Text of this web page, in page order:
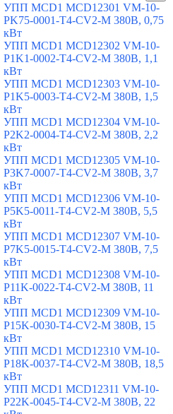
УПП MCD1 MCD12301 VM-10-
PK75-0001-T4-CV2-M 380В, 0,75
кВт
УПП MCD1 MCD12302 VM-10-
P1K1-0002-T4-CV2-M 380В, 1,1
кВт
УПП MCD1 MCD12303 VM-10-
P1K5-0003-T4-CV2-M 380В, 1,5
кВт
УПП MCD1 MCD12304 VM-10-
P2K2-0004-T4-CV2-M 380В, 2,2
кВт
УПП MCD1 MCD12305 VM-10-
P3K7-0007-T4-CV2-M 380В, 3,7
кВт
УПП MCD1 MCD12306 VM-10-
P5K5-0011-T4-CV2-M 380В, 5,5
кВт
УПП MCD1 MCD12307 VM-10-
P7K5-0015-T4-CV2-M 380В, 7,5
кВт
УПП MCD1 MCD12308 VM-10-
P11K-0022-T4-CV2-M 380В, 11
кВт
УПП MCD1 MCD12309 VM-10-
P15K-0030-T4-CV2-M 380В, 15
кВт
УПП MCD1 MCD12310 VM-10-
P18K-0037-T4-CV2-M 380В, 18,5
кВт
УПП MCD1 MCD12311 VM-10-
P22K-0045-T4-CV2-M 380В, 22